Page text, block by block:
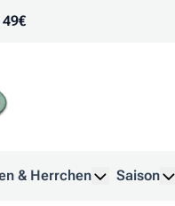
& Herrchen
Saison